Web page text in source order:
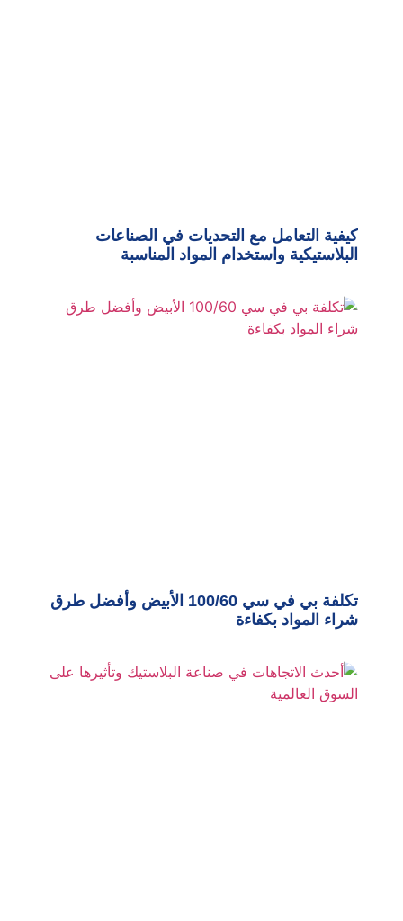
كيفية التعامل مع التحديات في الصناعات
البلاستيكية واستخدام المواد المناسبة
تكلفة بي في سي 100/60 الأبيض وأفضل طرق
شراء المواد بكفاءة